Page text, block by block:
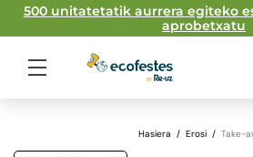
500 unitatetatik aurrera egiteko
aprobetxatu
Hasiera / Erosi / Take-